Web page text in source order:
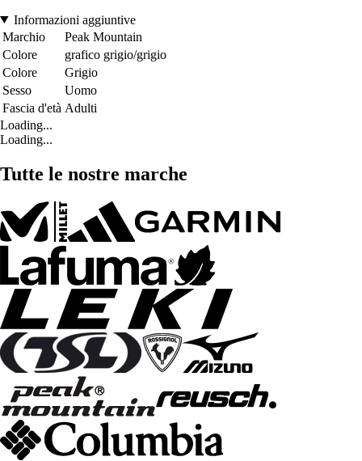
Informazioni aggiuntive
Marchio
Peak Mountain
Colore
grafico grigio/grigio
Colore
Grigio
Sesso
Uomo
Fascia d'età Adulti
Loading...
Loading...
Tutte le nostre marche